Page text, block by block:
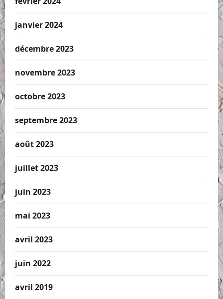
janvier 2024
décembre 2023
novembre 2023
octobre 2023
septembre 2023
août 2023
juillet 2023
juin 2023
mai 2023
avril 2023
juin 2022
avril 2019